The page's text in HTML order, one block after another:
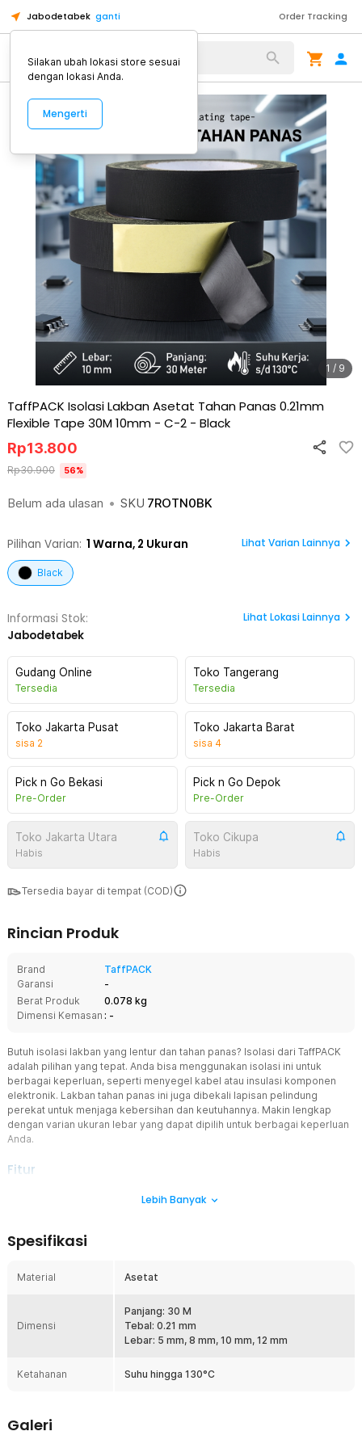
Jabodetabek ganti Order Tracking
Alat Kopi
1 / 9
TaffPACK Isolasi Lakban Asetat Tahan Panas 0.21mm
Flexible Tape 30M 10mm - C-2 - Black
Belum ada ulasan • SKU 7ROTN0BK
Rp13.800
Rp30.900 56%
Pilihan Varian: 1 Warna, 2 Ukuran Lihat Varian Lainnya
Black
Informasi Stok:
Jabodetabek
Lihat Lokasi Lainnya
Gudang Online
Tersedia
Toko Tangerang
Tersedia
Toko Jakarta Pusat
sisa 2
Toko Jakarta Barat
sisa 4
Pick n Go Bekasi
Pre-Order
Pick n Go Depok
Pre-Order
Toko Jakarta Utara
Habis
Toko Cikupa
Habis
Tersedia bayar di tempat (COD)
Rincian Produk
Brand
TaffPACK
Garansi
-
Berat Produk
0.078 kg
Dimensi Kemasan : -
Butuh isolasi lakban yang lentur dan tahan panas? Isolasi dari TaffPACK
adalah pilihan yang tepat. Anda bisa menggunakan isolasi ini untuk
berbagai keperluan, seperti menyegel kabel atau insulasi komponen
elektronik. Lakban tahan panas ini juga dibekali lapisan pelindung
perekat untuk menjaga kebersihan dan keutuhannya. Makin lengkap
dengan varian ukuran lebar yang dapat dipilih untuk berbagai keperluan
Anda.
Fitur
sirkuit elektronik. Suhu panas tidak akan merusak isolasi sehingga
Lakban Lebih Lentur
ini. Material asetat membuat lakban menjadi halus dan lentur.
Kelenturan ini membuatnya mudah digunakan pada permukaan
yang berbentuk atau terlipat.
Lakban pada umumnya akan kehilangan daya rekat jika perekatnya
kebersihan area perekat akan terjaga. Anda dapat melepas back
Lebih Banyak
Spesifikasi
Material Asetat
Dimensi
Panjang: 30 M
Tebal: 0.21 mm
Lebar: 5 mm, 8 mm, 10 mm, 12 mm
Ketahanan Suhu hingga 130°C
Galeri
Silakan ubah lokasi store sesuai
dengan lokasi Anda.
Mengerti